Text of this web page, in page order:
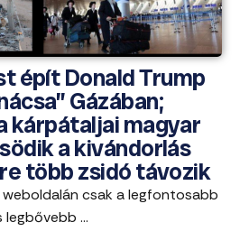
épít Donald Trump
Gázában;
kárpátaljai magyar
a kivándorlás
több zsidó távozik
weboldalán csak a legfontosabb
legbővebb ...